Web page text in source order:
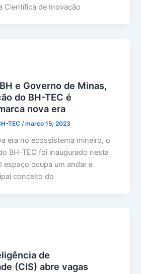
Científica de Inovação
e Governo de Minas,
do BH-TEC é
nova era
TEC/março 15, 2023
era no ecossistema mineiro, o
BH-TEC foi inaugurado nesta
espaço ocupa um andar e
conceito do
de
(CIS) abre vagas